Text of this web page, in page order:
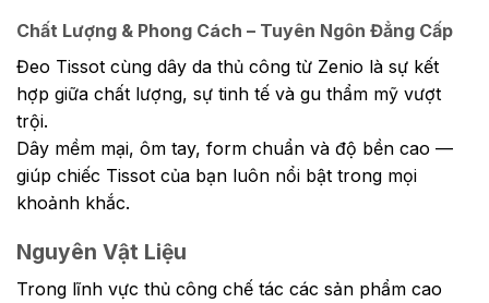
Chất Lượng & Phong Cách – Tuyên Ngôn Đẳng Cấp
Đeo Tissot cùng dây da thủ công từ Zenio là sự kết
hợp giữa chất lượng, sự tinh tế và gu thẩm mỹ vượt
trội.
Dây mềm mại, ôm tay, form chuẩn và độ bền cao —
giúp chiếc Tissot của bạn luôn nổi bật trong mọi
khoảnh khắc.
Nguyên Vật Liệu
Trong lĩnh vực thủ công chế tác các sản phẩm cao